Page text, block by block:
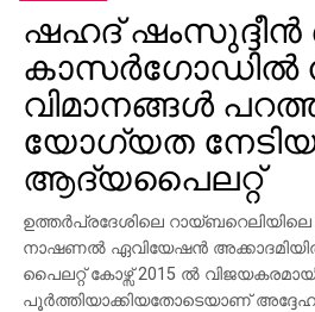
SCHOOL
THIRUVANANTHAPURAM
UP NEXT
‘മാര്‍ക്കോ’ 100 കോടിയിലേക്ക്‌
DON'T MISS
നൃത്തകലകളില്‍ തിളങ്ങി
ഒന്നാം ദിനം
ഷഹദ്
കാസര്‍ഗോഡില്‍
വിമാനങ്ങള്‍
യോഗ്യത
ആദ്യപൈലറ്റ്‌
ഉത്തർപ്രദേശിലെ റായ്ബറെലിയിലെ
നാഷണൽ ഏവിയേഷൻ
പൈലറ്റ് കോഴ്സ് 2015 ൽ
പൂർത്തിയാക്കിയതോടെയാണ്